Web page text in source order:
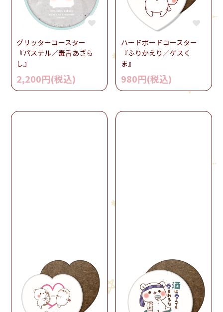
グリッターコースター
『パステル／毒舌あざら
し』
2,200円(税込)
ハードボードコースター
『ふりかえり／ゲスく
ま』
980円(税込)